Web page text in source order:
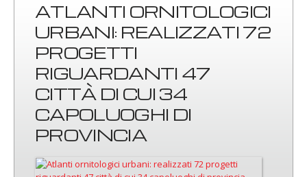
ATLANTI ORNITOLOGICI
URBANI: REALIZZATI 72
PROGETTI
RIGUARDANTI 47
CITTÀ DI CUI 34
CAPOLUOGHI DI
PROVINCIA